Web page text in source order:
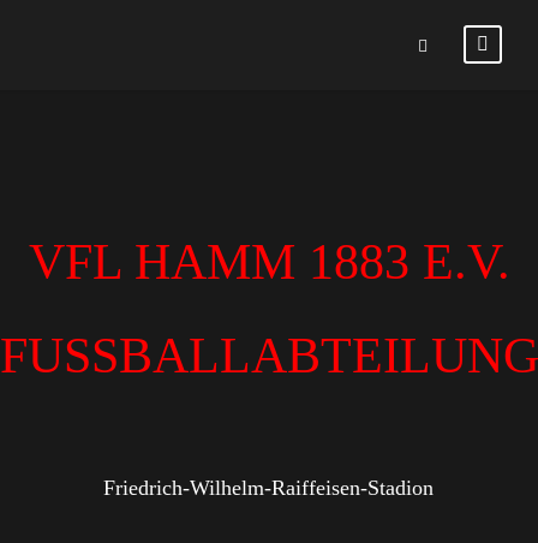
VFL HAMM 1883 E.V.
FUSSBALLABTEILUNG
Friedrich-Wilhelm-Raiffeisen-Stadion